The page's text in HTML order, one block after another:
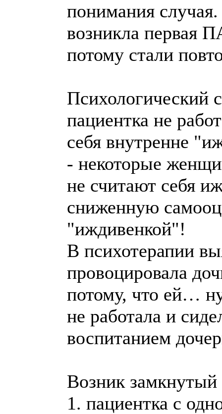
понимания
возникла первая
потому стали
Психологический
пациентка не
себя внутренне
- некоторые
не считают себя
сниженную
"иждивенкой"!
В психотерапии
провоцировала
потому, что ей…
не работала и
воспитанием
Возник замкнутый
1. пациентка с